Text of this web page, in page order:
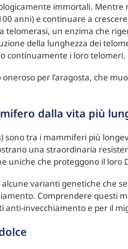
immortali.
anni) e continuare a
telomerasi, un enzima che
della lunghezza dei
continuamente i loro telomeri.
per l’aragosta, che
dalla vita più
sono tra i mammiferi più
una straordinaria
uniche che proteggono il loro
varianti genetiche che
Comprendere questi
invecchiamento e per il